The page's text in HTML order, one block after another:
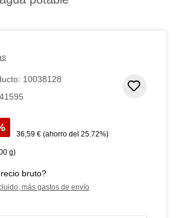
10038128
Precio normal:
36,59 € (ahorro del 25.72%)
g)
bruto?
más gastos de envío